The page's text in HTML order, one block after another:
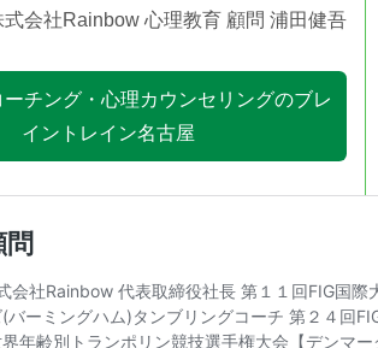
式会社Rainbow 心理教育 顧問 浦田健吾
ーチング・心理カウンセリングのブレ
イントレイン名古屋